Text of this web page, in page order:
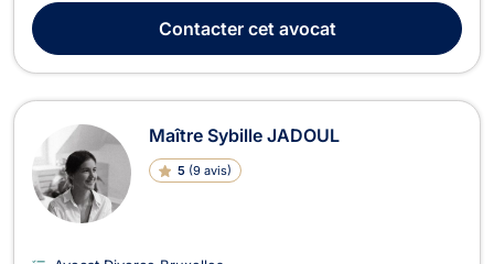
Mineurs, et Droit de l'Immobilier. En Droit de la Famille, Maître
TYMINSKA vous accompagne dans toutes le...
Contactercet avocat
Maître Sybille JADOUL
5 (9 avis)